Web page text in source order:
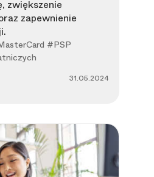
zwiększenie
zapewnienie
#PSP
31.05.2024